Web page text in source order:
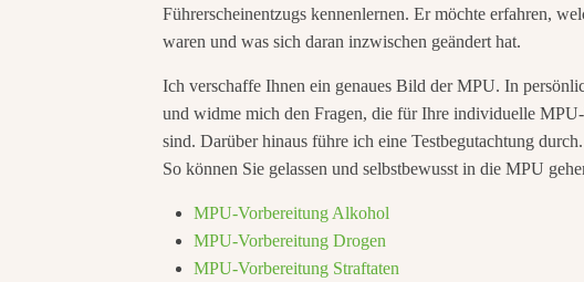
Führerscheinentzugs kennenlernen. Er möchte erfahren,
waren und was sich daran inzwischen geändert hat.
Ich verschaffe Ihnen ein genaues Bild der MPU. In
und widme mich den Fragen, die für Ihre individuelle
sind. Darüber hinaus führe ich eine Testbegutachtung durch.
So können Sie gelassen und selbstbewusst in die MPU
MPU-Vorbereitung Alkohol
MPU-Vorbereitung Drogen
MPU-Vorbereitung Straftaten